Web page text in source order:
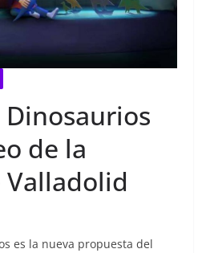
de la
Valladolid
es la nueva propuesta del